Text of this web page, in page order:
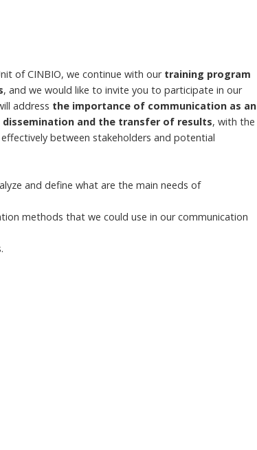
of CINBIO, we continue with our training program
, and we would like to invite you to participate in our
address the importance of communication as an
and the transfer of results, with the
between stakeholders and potential
and define what are the main needs of
methods that we could use in our communication